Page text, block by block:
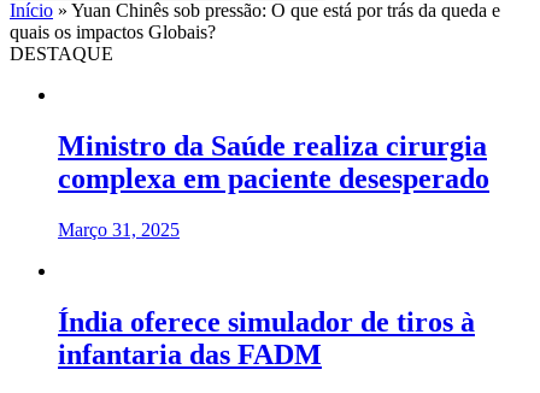
por:
Início » Yuan Chinês sob pressão: O que está por trás da queda e
quais os impactos Globais?
DESTAQUE
Ministro da Saúde realiza cirurgia
complexa em paciente desesperado
Março 31, 2025
Índia oferece simulador de tiros à
infantaria das FADM